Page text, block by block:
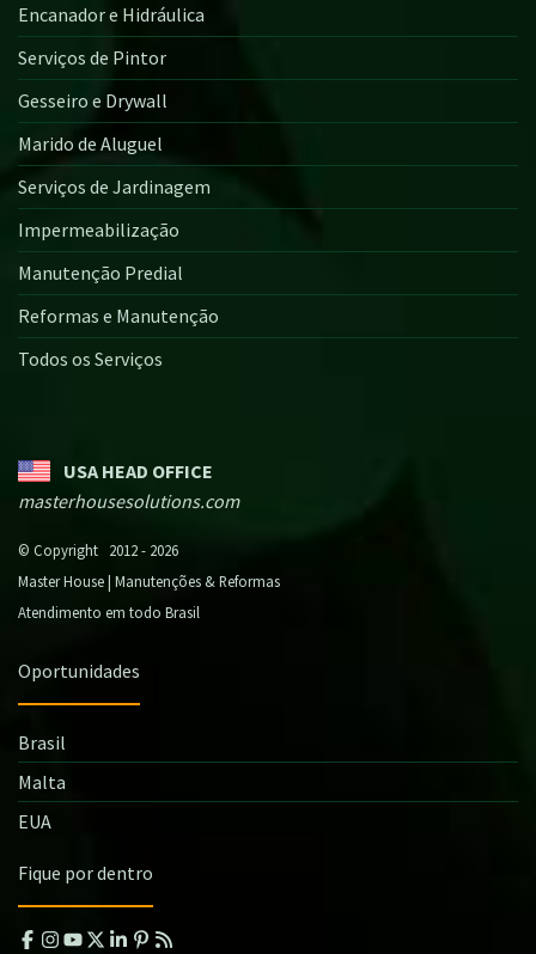
Encanador e Hidráulica
Serviços de Pintor
Gesseiro e Drywall
Marido de Aluguel
Serviços de Jardinagem
Impermeabilização
Manutenção Predial
Reformas e Manutenção
Todos os Serviços
USA HEAD OFFICE
masterhousesolutions.com
© Copyright 2012 - 2026
Master House | Manutenções & Reformas
Atendimento em todo Brasil
Oportunidades
Brasil
Malta
EUA
Fique por dentro